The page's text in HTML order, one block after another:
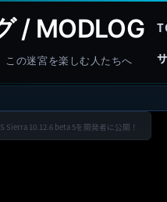
/ MODLOG
この迷宮を楽しむ人たちへ
Sierra 10.12.6 beta 5を開発者に公開！